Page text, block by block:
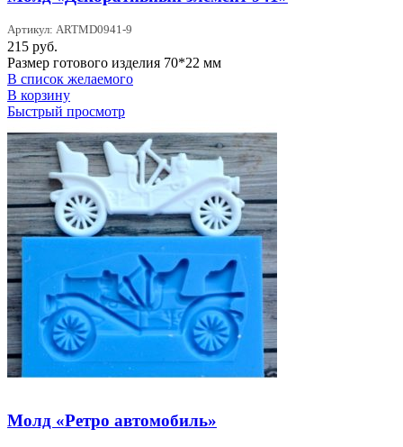
Артикул: ARTMD0941-9
215 руб.
Размер готового изделия 70*22 мм
В список желаемого
В корзину
Быстрый просмотр
Молд «Ретро автомобиль»